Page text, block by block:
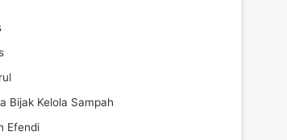
Bijak Kelola Sampah
Efendi